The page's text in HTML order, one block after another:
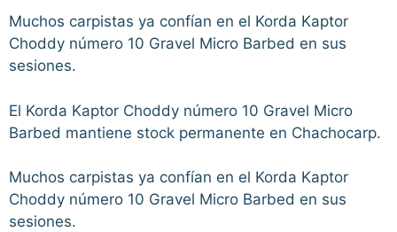
Muchos carpistas ya confían en el Korda Kaptor
Choddy número 10 Gravel Micro Barbed en sus
sesiones.
El Korda Kaptor Choddy número 10 Gravel Micro
Barbed mantiene stock permanente en Chachocarp.
Muchos carpistas ya confían en el Korda Kaptor
Choddy número 10 Gravel Micro Barbed en sus
sesiones.